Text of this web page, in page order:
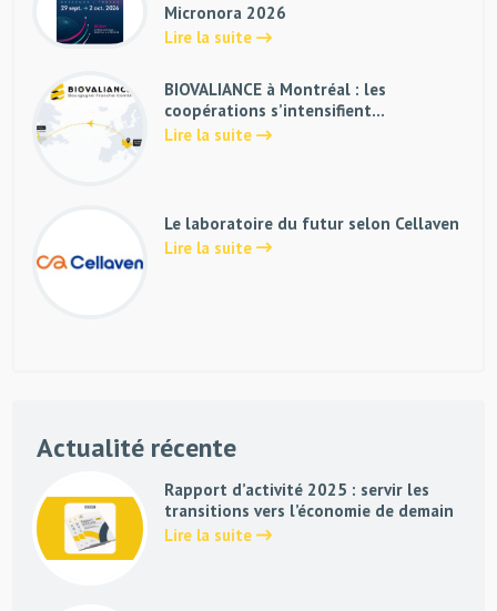
Micronora 2026
Lire la suite
BIOVALIANCE à Montréal : les
coopérations s’intensifient…
Lire la suite
Le laboratoire du futur selon Cellaven
Lire la suite
Actualité récente
Rapport d’activité 2025 : servir les
transitions vers l’économie de demain
Lire la suite